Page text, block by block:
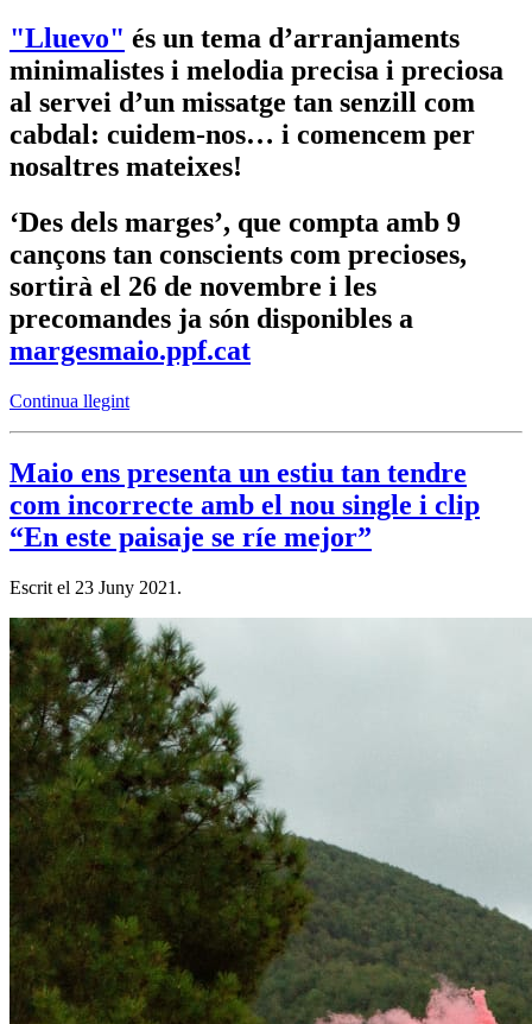
"Lluevo" és un tema d’arranjaments
minimalistes i melodia precisa i preciosa
al servei d’un missatge tan senzill com
cabdal: cuidem-nos… i comencem per
nosaltres mateixes!
‘Des dels marges’, que compta amb 9
cançons tan conscients com precioses,
sortirà el 26 de novembre i les
precomandes ja són disponibles a
margesmaio.ppf.cat
Continua llegint
Maio ens presenta un estiu tan tendre
com incorrecte amb el nou single i clip
“En este paisaje se ríe mejor”
Escrit el 23 Juny 2021 .